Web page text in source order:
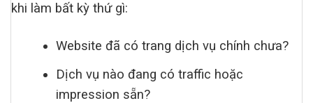
khi làm bất kỳ thứ gì:
Website đã có trang dịch vụ chính chưa?
Dịch vụ nào đang có traffic hoặc
impression sẵn?